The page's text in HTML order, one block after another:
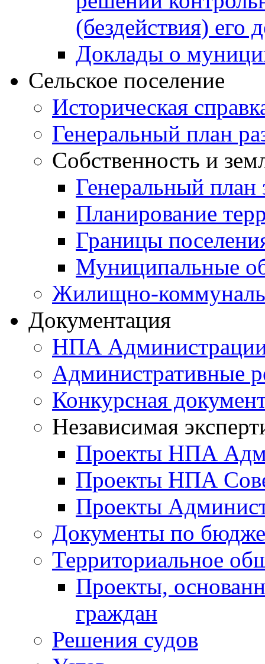
(бездействия)
Доклады о
Сельское поселение
Историческая
Генеральный план
Собственность и
Генеральный план
Планирование
Границы
Муниципальные
Жилищно-
Документация
НПА
Административные
Конкурсная
Независимая
Проекты НПА
Проекты НПА
Проекты
Документы по
Территориальное
Проекты,
граждан
Решения судов